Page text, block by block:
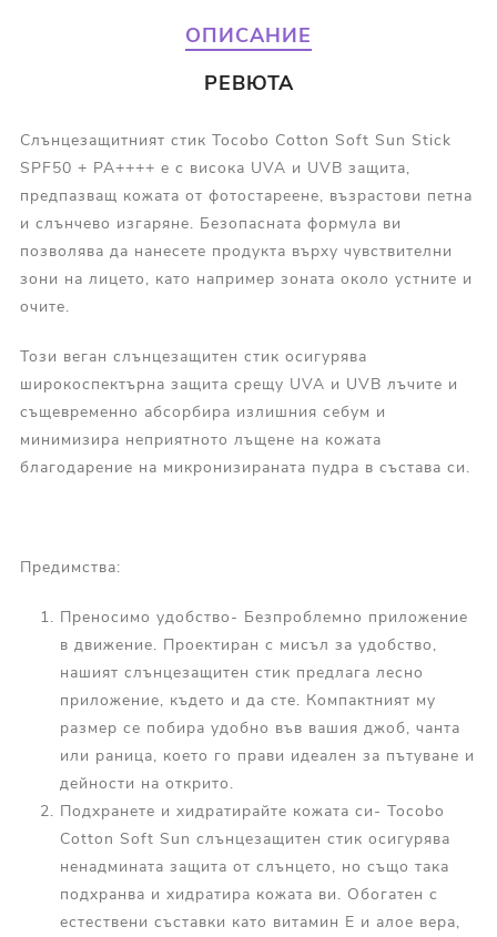
ОПИСАНИЕ
РЕВЮТА
Слънцезащитният стик Tocobo Cotton Soft Sun Stick
SPF50 + PA++++ е с високa UVA и UVB защита,
предпазващ кожата от фотостареене, възрастови петна
и слънчево изгаряне. Безопасната формула ви
позволява да нанесете продукта върху чувствителни
зони на лицето, като например зоната около устните и
очите.
Този веган слънцезащитен стик осигурява
широкоспектърна защита срещу UVA и UVB лъчите и
същевременно абсорбира излишния себум и
минимизира неприятното лъщене на кожата
благодарение на микронизираната пудра в състава си.
Предимства:
Преносимо удобство- Безпроблемно приложение
в движение. Проектиран с мисъл за удобство,
нашият слънцезащитен стик предлага лесно
приложение, където и да сте. Компактният му
размер се побира удобно във вашия джоб, чанта
или раница, което го прави идеален за пътуване и
дейности на открито.
Подхранете и хидратирайте кожата си- Tocobo
Cotton Soft Sun слънцезащитен стик осигурява
ненадмината защита от слънцето, но също така
подхранва и хидратира кожата ви. Обогатен с
естествени съставки като витамин Е и алое вера,